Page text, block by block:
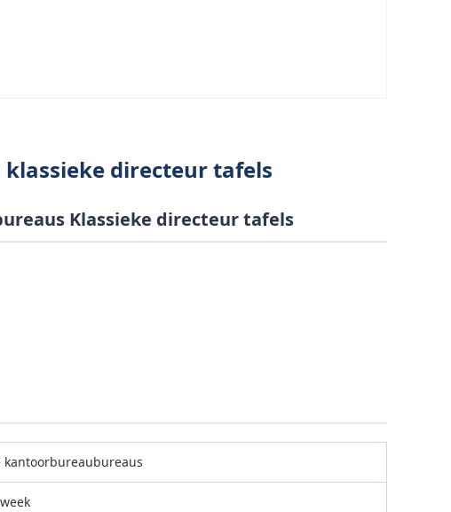
directeur tafels
Klassieke directeur tafels
kantoorbureaubureaus